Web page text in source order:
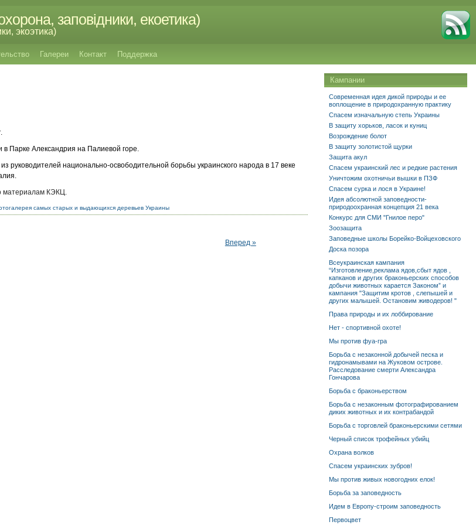
заповідники, екоетика)
экоэтика)
Галереи Контакт Поддержка
в Парке Александрия на Палиевой горе.
из руководителей национально-освободительной борьбы украинского народа в 17 веке
материалам КЭКЦ.
самых старых и выдающихся деревьев Украины
Вперед »
Кампании
Современная идея дикой природы и ее
воплощение в природохранную практику
Спасем изначальную степь Украины
В защиту хорьков, ласок и куниц
Возрождение болот
В защиту золотистой щурки
Защита акул
Спасем украинский лес и редкие растения
Уничтожим охотничьи вышки в ПЗФ
Спасем сурка и лося в Украине!
Идея абсолютной заповедности-
природоохранная концепция 21 века
Конкурс для СМИ "Гнилое перо"
Зоозащита
Заповедные школы Борейко-Войцеховского
Доска позора
Всеукраинская кампания
“Изготовление,реклама ядов,сбыт ядов ,
капканов и других браконьерских способов
добычи животных карается Законом” и
кампания "Защитим кротов , слепышей и
других малышей. Остановим живодеров! "
Права природы и их лоббирование
Нет - спортивной охоте!
Мы против фуа-гра
Борьба с незаконной добычей песка и
гидронамывами на Жуковом острове.
Расследование смерти Александра
Гончарова
Борьба с браконьерством
Борьба с незаконным фотографированием
диких животных и их контрабандой
Борьба с торговлей браконьерскими сетями
Черный список трофейных убийц
Охрана волков
Спасем украинских зубров!
Мы против живых новогодних елок!
Борьба за заповедность
Идем в Европу-строим заповедность
Первоцвет